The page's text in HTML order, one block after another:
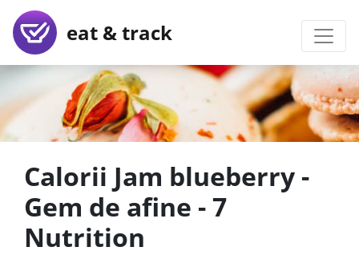
eat & track
Calorii Jam blueberry -
Gem de afine - 7
Nutrition